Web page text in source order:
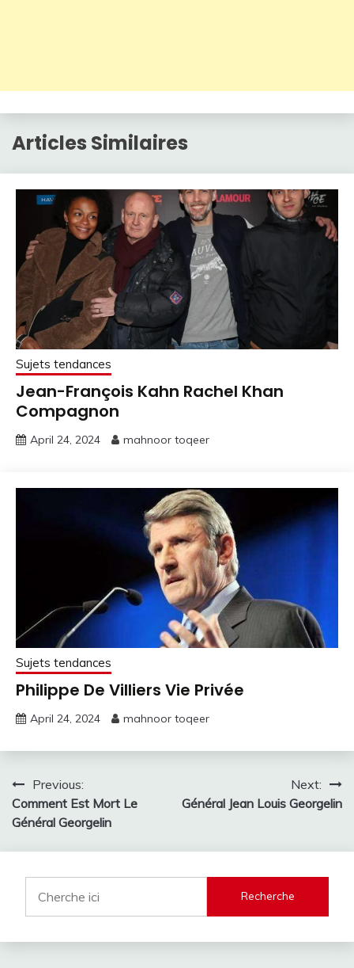
Articles Similaires
Sujets tendances
Jean-François Kahn Rachel Khan
Compagnon
April 24, 2024 mahnoor toqeer
Sujets tendances
Philippe De Villiers Vie Privée
April 24, 2024 mahnoor toqeer
Post
navigation
Previous:
Comment Est Mort Le
Général Georgelin
Next:
Général Jean Louis Georgelin
Recherche